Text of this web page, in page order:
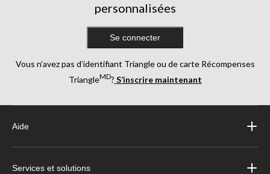
personnalisées
Se connecter
Vous n’avez pas d’identifiant Triangle ou de carte Récompenses
TriangleMD? S’inscrire maintenant
Aide
Services et solutions